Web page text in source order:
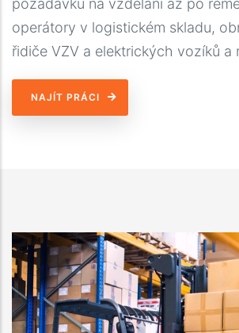
požadavku na vzdělání až po
operátory v logistickém skladu,
řidiče VZV a elektrických vozíků a
NAJÍT PRÁCI